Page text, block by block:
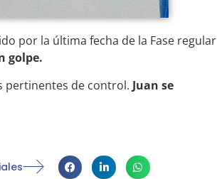
por la última fecha de la Fase regular
golpe.
pertinentes de control. Juan se